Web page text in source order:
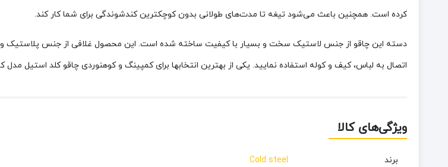
کرده است. همچنین باعث می‌شود تیغه تا مدت‌های طولانی بدون کوچکترین کندشوندگی برای شما کار کند.
دسته این چاقو از جنس لاستیک سخت و بسیار با کیفیت ساخته شده است. این محصول غلافی از جنس پلاستیک و
اتصال به لباس، کیف و کوله استفاده نمایید. یکی از بهترین انتخابها برای کمپینگ و کوهنوردی چاقو کلد استیل
ویژگی‌های کالا
برند Cold steel